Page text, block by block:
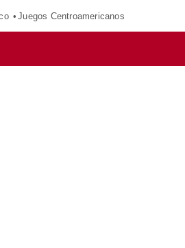
Juegos Centroamericanos